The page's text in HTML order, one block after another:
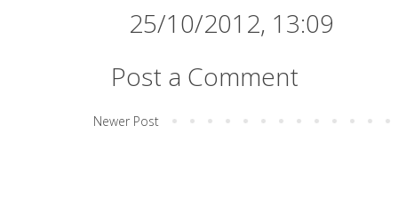
25/10/2012, 13:09
Post a Comment
Newer Post